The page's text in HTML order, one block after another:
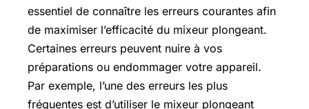
essentiel de connaître les erreurs courantes afin
de maximiser l’efficacité du mixeur plongeant.
Certaines erreurs peuvent nuire à vos
préparations ou endommager votre appareil.
Par exemple, l’une des erreurs les plus
fréquentes est d’utiliser le mixeur plongeant